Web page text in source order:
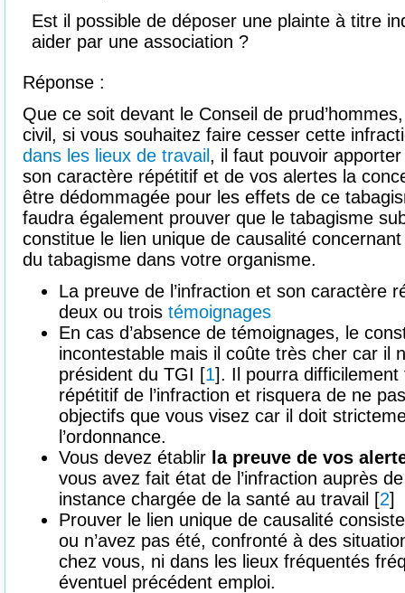
Est il possible de déposer une plainte à titre
aider par une association ?
Réponse :
Que ce soit devant le Conseil de
civil, si vous souhaitez faire cesser cette
dans les lieux de travail , il faut pouvoir
son caractère répétitif et de vos alertes la
être dédommagée pour les effets de ce
faudra également prouver que le tabagisme
constitue le lien unique de causalité
du tabagisme dans votre organisme.
La preuve de l’infraction et son caractère
deux ou trois témoignages
En cas d’absence de témoignages, le
incontestable mais il coûte très cher car il
président du TGI [1]. Il pourra
répétitif de l’infraction et risquera de ne
objectifs que vous visez car il doit
l’ordonnance.
Vous devez établir la preuve de vos
vous avez fait état de l’infraction auprès
instance chargée de la santé au travail [2]
Prouver le lien unique de causalité
ou n’avez pas été, confronté à des
chez vous, ni dans les lieux fréquentés
éventuel précédent emploi.